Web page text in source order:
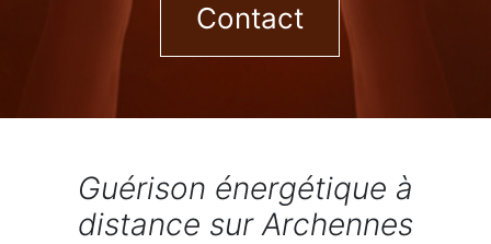
Contact
Guérison énergétique à
distance sur Archennes